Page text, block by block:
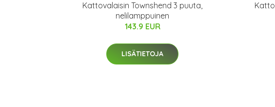
Kattovalaisin Townshend 3 puuta,
nelilamppuinen
143.9 EUR
LISÄTIETOJA